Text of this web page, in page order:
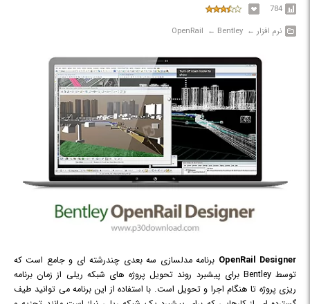
784
نرم افزار‎ ← ‏ Bentley‎ ← ‏ OpenRail
OpenRail Designer برنامه مدلسازی سه بعدی چندرشته ای و جامع است که
توسط Bentley برای پیشبرد روند تحویل پروژه های شبکه ریلی از زمان برنامه
ریزی پروژه تا هنگام اجرا و تحویل است. با استفاده از این برنامه می توانید طیف